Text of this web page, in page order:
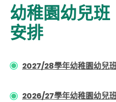
幼稚園幼兒班
安排
2027/28學年幼稚園幼兒
2026/27學年幼稚園幼兒